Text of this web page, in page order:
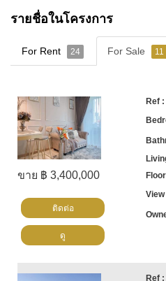
รายชื่อในโครงการ
For Rent 24 For Sale 11
ขาย ฿ 3,400,000
ติดต่อ
ดู